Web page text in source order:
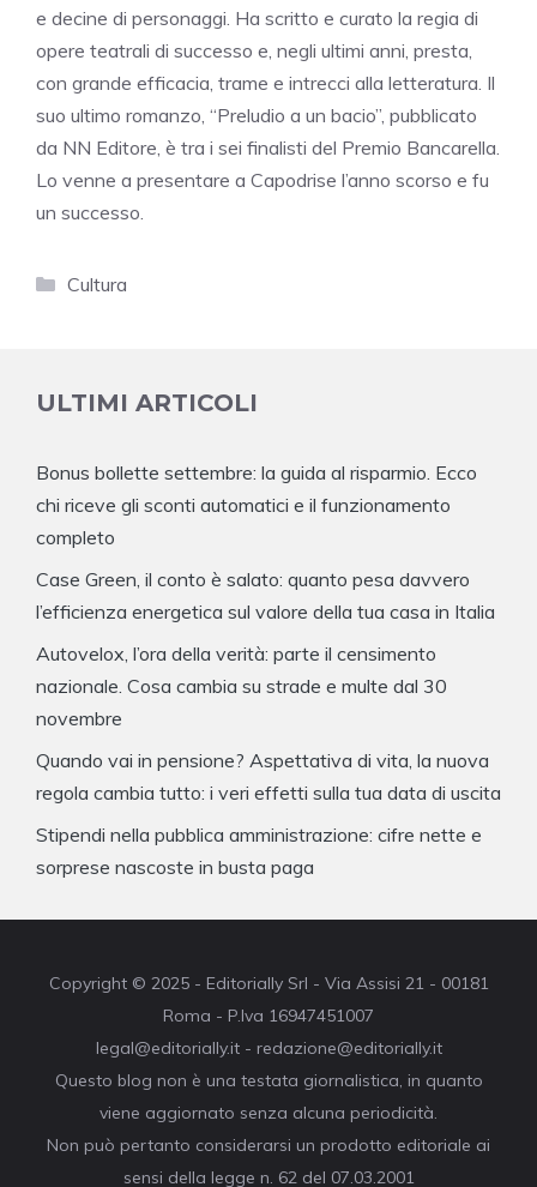
e decine di personaggi. Ha scritto e curato la regia di
opere teatrali di successo e, negli ultimi anni, presta,
con grande efficacia, trame e intrecci alla letteratura. Il
suo ultimo romanzo, “Preludio a un bacio”, pubblicato
da NN Editore, è tra i sei finalisti del Premio Bancarella.
Lo venne a presentare a Capodrise l’anno scorso e fu
un successo.
Categorie
Cultura
ULTIMI ARTICOLI
Bonus bollette settembre: la guida al risparmio. Ecco
chi riceve gli sconti automatici e il funzionamento
completo
Case Green, il conto è salato: quanto pesa davvero
l’efficienza energetica sul valore della tua casa in Italia
Autovelox, l’ora della verità: parte il censimento
nazionale. Cosa cambia su strade e multe dal 30
novembre
Quando vai in pensione? Aspettativa di vita, la nuova
regola cambia tutto: i veri effetti sulla tua data di uscita
Stipendi nella pubblica amministrazione: cifre nette e
sorprese nascoste in busta paga
Copyright © 2025 - Editorially Srl - Via Assisi 21 - 00181
Roma - P.Iva 16947451007
legal@editorially.it - redazione@editorially.it
Questo blog non è una testata giornalistica, in quanto
viene aggiornato senza alcuna periodicità.
Non può pertanto considerarsi un prodotto editoriale ai
sensi della legge n. 62 del 07.03.2001